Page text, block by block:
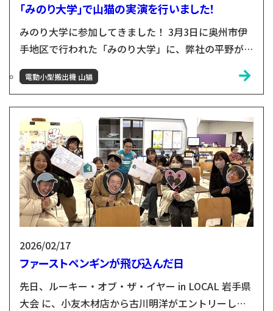
「みのり大学」で山猫の実演を行いました！
みのり大学に参加してきました！ 3月3日に奥州市伊
手地区で行われた「みのり大学」に、弊社の平野が講
師役としてお招きいただきました！ 木材の活用方法
や花巻おもちゃ美術館についてご紹介しました。ま
実際に皆さんに遊んでいただきました！ 山猫の実演
も！ 会の終盤では、小友木材店の取り組みの一つと
して、山猫の実演もさせていただきました！井手地区
では、今後獣害対...
電動小型搬出機 山猫
2026/02/17
ファーストペンギンが飛び込んだ日
先日、ルーキー・オブ・ザ・イヤー in LOCAL 岩手県
大会 に、小友木材店から古川明洋がエントリーしま